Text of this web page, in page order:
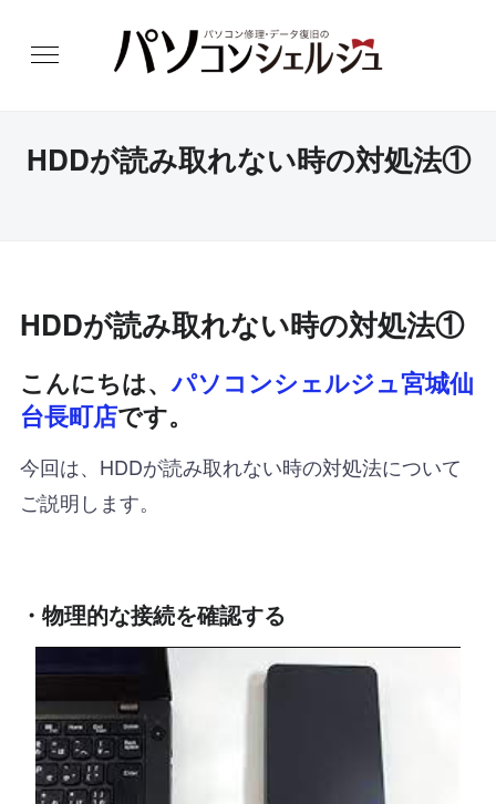
HDDが読み取れない時の対処法①
HDDが読み取れない時の対処法①
こんにちは、パソコンシェルジュ宮城仙
台長町店です。
今回は、HDDが読み取れない時の対処法について
ご説明します。
・物理的な接続を確認する